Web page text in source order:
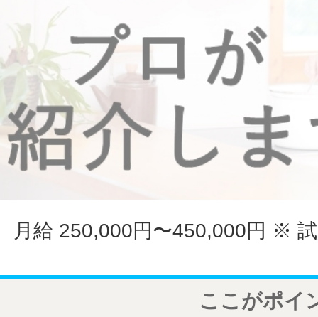
月給 250,000円〜450,000円 ※ 試
ここがポイ